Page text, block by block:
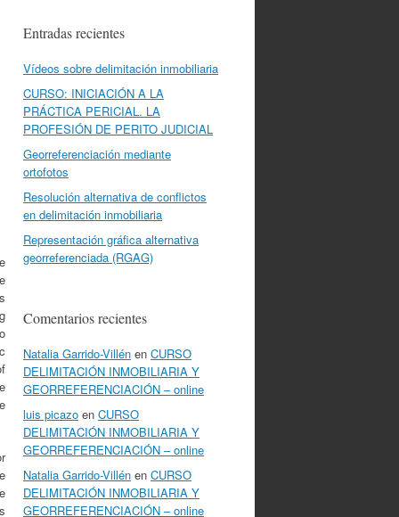
Entradas recientes
Vídeos sobre delimitación inmobiliaria
CURSO: INICIACIÓN A LA
PRÁCTICA PERICIAL. LA
PROFESIÓN DE PERITO JUDICIAL
Georreferenciación mediante
ortofotos
Resolución alternativa de conflictos
en delimitación inmobiliaria
Representación gráfica alternativa
georreferenciada (RGAG)
Comentarios recientes
Natalia Garrido-Villén en CURSO
DELIMITACIÓN INMOBILIARIA Y
GEORREFERENCIACIÓN – online
luis picazo en CURSO
DELIMITACIÓN INMOBILIARIA Y
GEORREFERENCIACIÓN – online
Natalia Garrido-Villén en CURSO
DELIMITACIÓN INMOBILIARIA Y
GEORREFERENCIACIÓN – online